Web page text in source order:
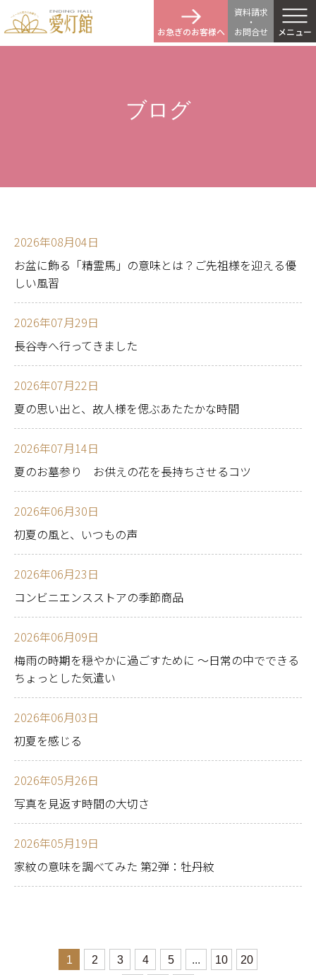
資料請求
・
お問合せ
お急ぎのお客様へ メニュー
ブログ
2026年08月04日
お盆に飾る「精霊馬」の意味とは？ご先祖様を迎える優
しい風習
2026年07月29日
長谷寺へ行ってきました
2026年07月22日
夏の思い出と、故人様を偲ぶあたたかな時間
2026年07月14日
夏のお墓参り お供えの花を長持ちさせるコツ
2026年06月30日
初夏の風と、いつもの声
2026年06月23日
コンビニエンスストアの季節商品
2026年06月09日
梅雨の時期を穏やかに過ごすために 〜日常の中でできる
ちょっとした気遣い
2026年06月03日
初夏を感じる
2026年05月26日
写真を見返す時間の大切さ
2026年05月19日
家紋の意味を調べてみた 第2弾：牡丹紋
1 2 3 4 5 ... 10 20